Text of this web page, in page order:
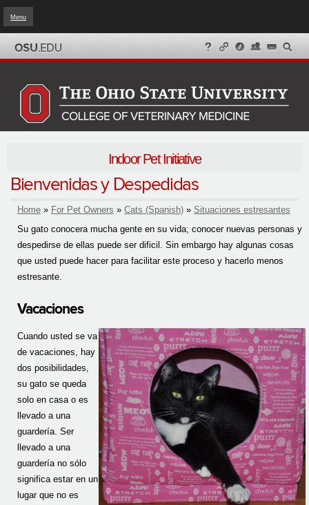
Menu
Indoor Pet Initiative
Bienvenidas y Despedidas
You are here
Home » For Pet Owners » Cats (Spanish) » Situaciones estresantes
Su gato conocera mucha gente en su vida; conocer nuevas personas y
despedirse de ellas puede ser dificil. Sin embargo hay algunas cosas
que usted puede hacer para facilitar este proceso y hacerlo menos
estresante.
Vacaciones
Cuando usted se va
de vacaciones, hay
dos posibilidades,
su gato se queda
solo en casa o es
llevado a una
guardería. Ser
llevado a una
guardería no sólo
significa estar en un
lugar que no es